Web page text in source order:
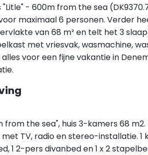
- 600m from the sea
maximaal 6 personen. Verder
van 68 m² en telt het 3
met vriesvak, wasmachine,
voor een fijne vakantie in
from the sea", huis 3-kamers 68
TV, radio en stereo-installatie. 1
1 2-pers divanbed en 1 x 2